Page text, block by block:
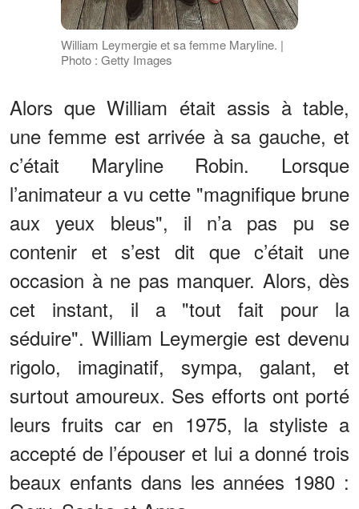
William Leymergie et sa femme Maryline. |
Photo : Getty Images
Alors que William était assis à table,
une femme est arrivée à sa gauche, et
c’était Maryline Robin. Lorsque
l’animateur a vu cette "magnifique brune
aux yeux bleus", il n’a pas pu se
contenir et s’est dit que c’était une
occasion à ne pas manquer. Alors, dès
cet instant, il a "tout fait pour la
séduire". William Leymergie est devenu
rigolo, imaginatif, sympa, galant, et
surtout amoureux. Ses efforts ont porté
leurs fruits car en 1975, la styliste a
accepté de l’épouser et lui a donné trois
beaux enfants dans les années 1980 :